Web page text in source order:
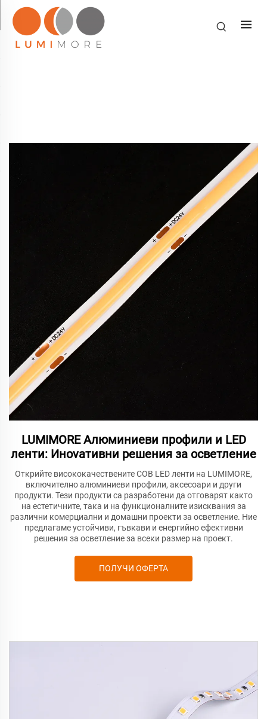
LUMIMORE Алюминиеви профили и LED
ленти: Инovативни решения за осветление
Открийте висококачествените COB LED ленти на LUMIMORE,
включително алюминиеви профили, аксесоари и други
продукти. Тези продукти са разработени да отговарят както
на естетичните, така и на функционалните изисквания за
различни комерциални и домашни проекти за осветление. Ние
предлагаме устойчиви, гъвкави и енергийно ефективни
решения за осветление за всеки размер на проект.
ПОЛУЧИ ОФЕРТА